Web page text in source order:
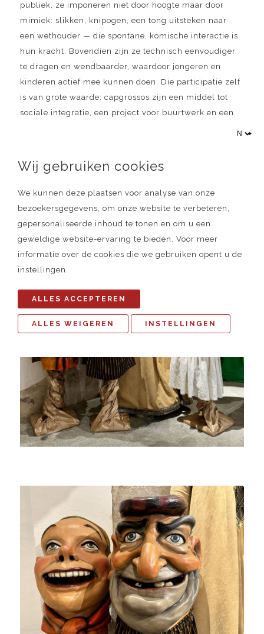
publiek, ze imponeren niet door hoogte maar door
mimiek: slikken, knipogen, een tong uitsteken naar
een wethouder — die spontane, komische interactie is
hun kracht. Bovendien zijn ze technisch eenvoudiger
te dragen en wendbaarder, waardoor jongeren en
kinderen actief mee kunnen doen. Die participatie zelf
is van grote waarde: capgrossos zijn een middel tot
sociale integratie, een project voor buurtwerk en een
Wij gebruiken cookies
We kunnen deze plaatsen voor analyse van onze
bezoekersgegevens, om onze website te verbeteren,
gepersonaliseerde inhoud te tonen en om u een
geweldige website-ervaring te bieden. Voor meer
informatie over de cookies die we gebruiken opent u de
instellingen.
ALLES ACCEPTEREN
ALLES WEIGEREN INSTELLINGEN